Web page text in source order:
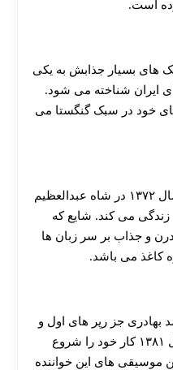
است.
های بسیار جذابش به یکی
ایران شناخته می شود.
خود در سبک گنگستا می
محمدرضا شایع زاده ۱۲ مرداد سال ۱۳۷۲ در شاه عبدالعظیم
زندگی می کند. شایع که
و جذاب بر سر زبان ها
کاغذ می باشد.
بهادری جز رپر های اول و
قدیمی ایران می دانند که در سال ۱۳۸۱ کار خود را شروع
موسیقی های این خواننده